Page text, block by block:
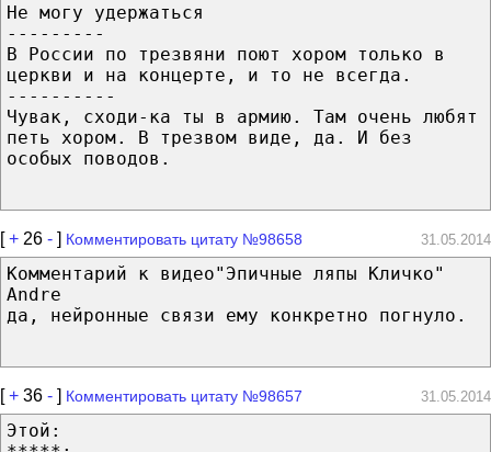
Не могу удержаться
---------
В России по трезвяни поют хором только в
церкви и на концерте, и то не всегда.
----------
Чувак, сходи-ка ты в армию. Там очень любят
петь хором. В трезвом виде, да. И без
особых поводов.
[+ 26 - ] Комментировать цитату №98658 31.05.2014
Комментарий к видео"Эпичные ляпы Кличко"
Andre
да, нейронные связи ему конкретно погнуло.
[+ 36 - ] Комментировать цитату №98657 31.05.2014
Этой: